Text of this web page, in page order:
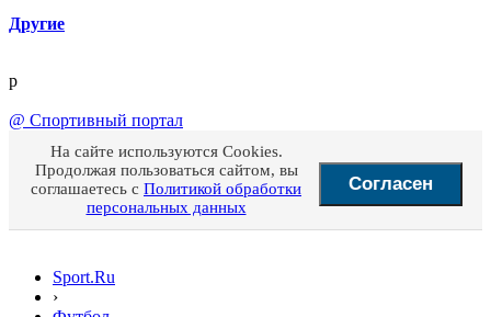
Другие
p
@ Спортивный портал
На сайте используются Cookies.
Продолжая пользоваться сайтом, вы
соглашаетесь с Политикой обработки
персональных данных
Согласен
Sport.Ru
›